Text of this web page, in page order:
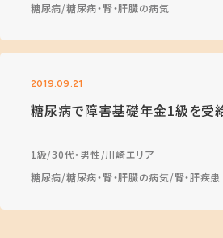
糖尿病 糖尿病・腎・肝臓の病気
2019.09.21
糖尿病で障害基礎年金1級を受
1級 30代・男性 川崎エリア
糖尿病 糖尿病・腎・肝臓の病気 腎・肝疾患